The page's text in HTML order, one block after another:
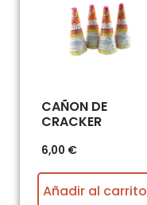
CAÑON DE
CRACKER
6,00 €
Añadir al carrito